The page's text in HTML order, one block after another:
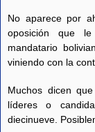
No aparece por
oposición que
mandatario
viniendo con la
Muchos dicen
líderes o
diecinueve.